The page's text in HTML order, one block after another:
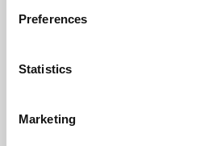
Preferences
Statistics
Marketing
PFA 9142